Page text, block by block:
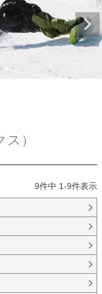
）
9件中 1-9件表示